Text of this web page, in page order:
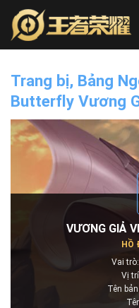
Skip
content
Trang bị, Bảng
Butterfly Vương
VƯƠNG GIẢ
HỒ
Vai trò:
Vị
Tên